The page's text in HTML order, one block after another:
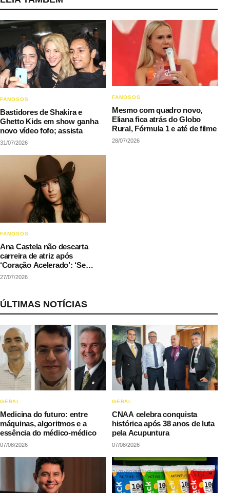
FAMOSOS
Bastidores de Shakira e
Ghetto Kids em show ganha
novo vídeo fofo; assista
31/07/2026
FAMOSOS
Mesmo com quadro novo,
Eliana fica atrás do Globo
Rural, Fórmula 1 e até de filme
28/07/2026
FAMOSOS
Ana Castela não descarta
carreira de atriz após
‘Coração Acelerado’: ‘Se
couber na agenda’
27/07/2026
ÚLTIMAS NOTÍCIAS
GERAL
Medicina do futuro: entre
máquinas, algoritmos e a
essência do médico-médico
07/08/2026
GERAL
CNAA celebra conquista
histórica após 38 anos de luta
pela Acupuntura
07/08/2026